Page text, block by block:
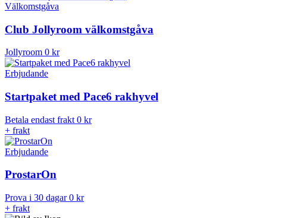
Välkomstgåva
Club Jollyroom välkomstgåva
Jollyroom 0 kr
Erbjudande
Startpaket med Pace6 rakhyvel
Betala endast frakt 0 kr
+ frakt
Erbjudande
ProstarOn
Prova i 30 dagar 0 kr
+ frakt